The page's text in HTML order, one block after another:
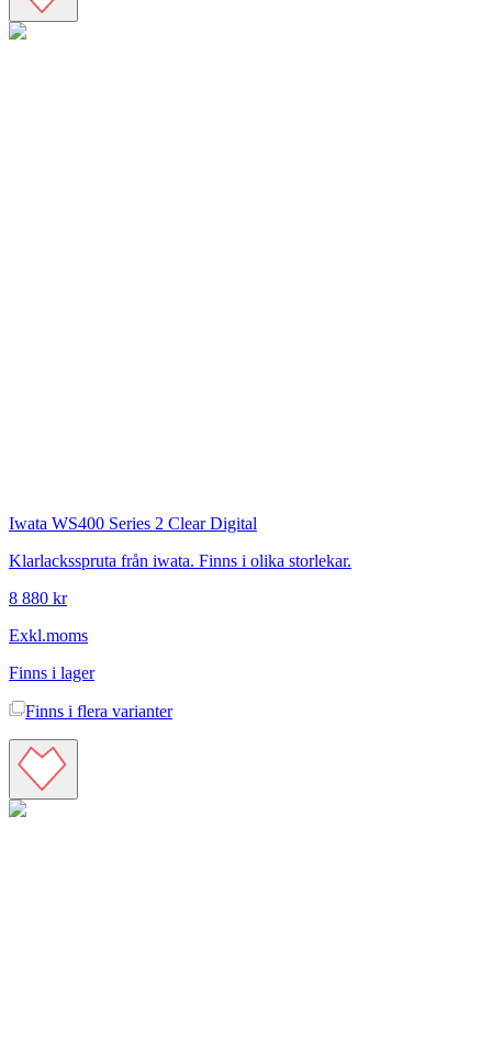
Iwata WS400 Series 2 Clear Digital
Klarlacksspruta från iwata. Finns i olika storlekar.
8 880 kr
Exkl.moms
Finns i lager
Finns i flera varianter